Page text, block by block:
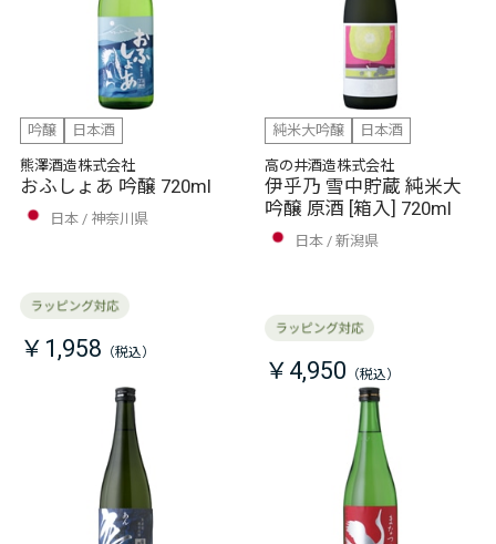
吟醸
日本酒
熊澤酒造株式会社
おふしょあ 吟醸 720ml
日本 神奈川県
￥1,958
純米大吟醸
日本酒
高の井酒造株式会社
伊乎乃 雪中貯蔵 純米大
吟醸 原酒 [箱入] 720ml
日本 新潟県
￥4,950